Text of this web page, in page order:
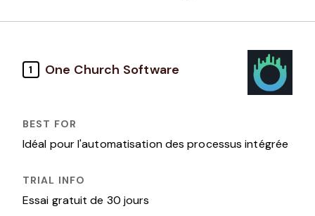
1 One Church Software
Idéal pour l'automatisation des processus intégrée
Essai gratuit de 30 jours